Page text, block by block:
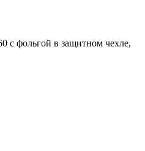
с фольгой в защитном чехле,